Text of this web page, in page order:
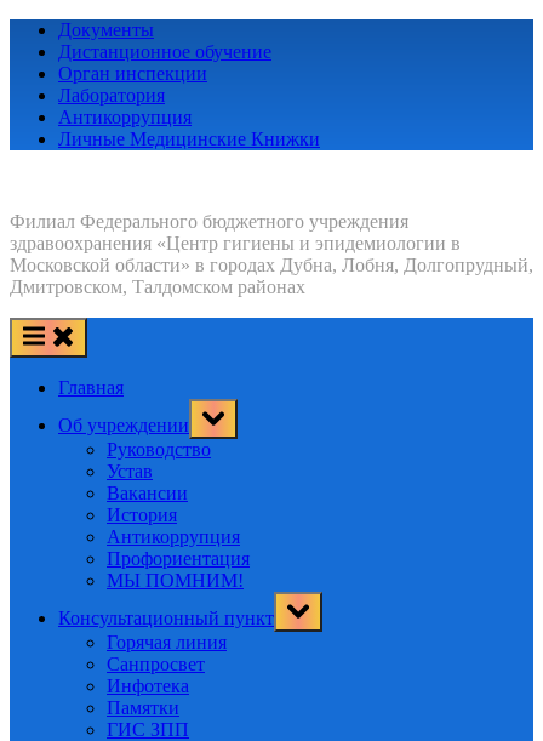
Skip
content
Документы
Дистанционное обучение
Орган инспекции
Лаборатория
Антикоррупция
Личные Медицинские Книжки
Филиал Федерального бюджетного учреждения
здравоохранения «Центр гигиены и эпидемиологии в
Московской области» в городах Дубна, Лобня, Долгопрудный,
Дмитровском, Талдомском районах
Главная
Об учреждении
Toggle
sub-
menu
Руководство
Устав
Вакансии
История
Антикоррупция
Профориентация
МЫ ПОМНИМ!
Консультационный пункт
Toggle
sub-
Горячая линия
Санпросвет
Инфотека
Памятки
ГИС ЗПП